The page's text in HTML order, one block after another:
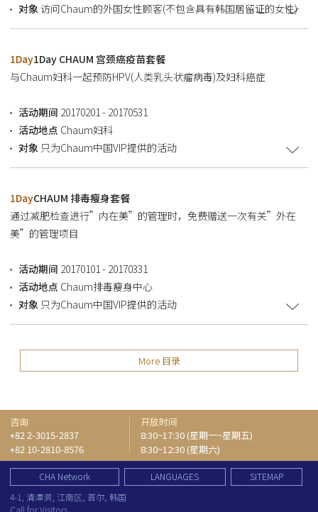
对象 访问Chaum的外国女性顾客(不包含具有韩国居留证的女性)
1Day1Day CHAUM 宫颈癌疫苗套餐
与Chaum妇科一起预防HPV(人类乳头状瘤病毒)及妇科癌症
活动期间 20170201 - 20170531
活动地点 Chaum妇科
对象 只为Chaum中国VIP提供的活动
1DayCHAUM 排毒瘦身套餐
通过减肥检查进行”内在美”的管理时，免费赠送一次有关”外在
美”的管理项目
活动期间 20170101 - 20170331
活动地点 Chaum排毒瘦身中心
对象 只为Chaum中国VIP提供的活动
More 目录
咨询
+82 2-3015-2837
+82 10-2810-8576
开放时间
8:30~17:30 (星期一~星期五)
8:30~12:30 (星期六)
CHA Network LANGUAGES
SITEMAP
4-1, 清潭洞, 江南区, 首尔, 韩国
Call for Visitors